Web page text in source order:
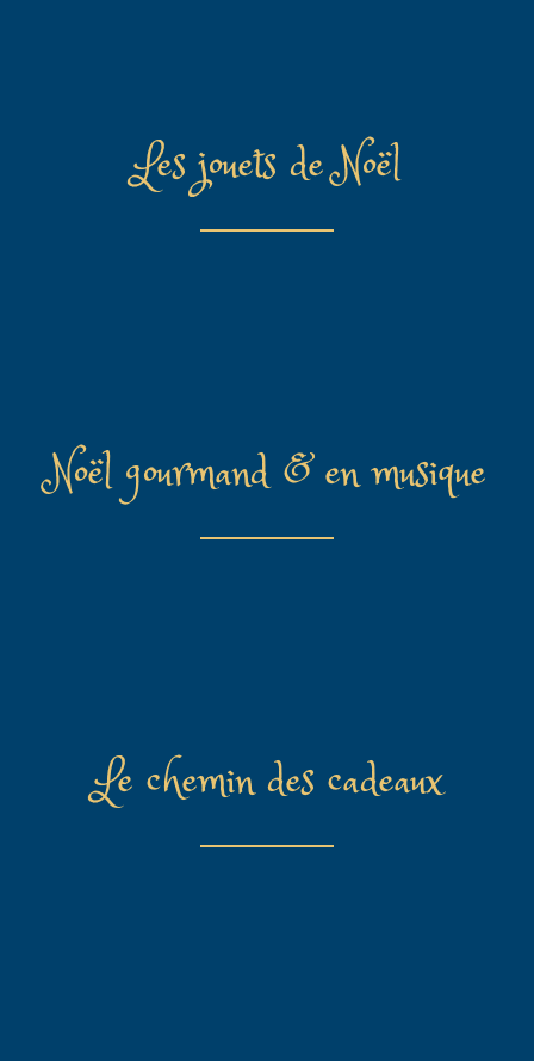
Les jouets de Noël
Noël gourmand & en musique
Le chemin des cadeaux